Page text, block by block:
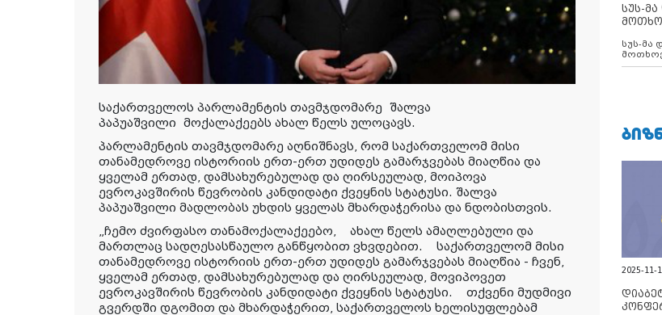
საქართველოს პარლამენტის თავმჯდომარე შალვა
პაპუაშვილი მოქალაქეებს ახალ წელს ულოცავს.
პარლამენტის თავმჯდომარე აღნიშნავს, რომ საქართველომ მისი
თანამედროვე ისტორიის ერთ-ერთ უდიდეს გამარჯვებას მიაღწია და
ყველამ ერთად, დამსახურებულად და ღირსეულად, მოიპოვა
ევროკავშირის წევრობის კანდიდატი ქვეყნის სტატუსი. შალვა
პაპუაშვილი მადლობას უხდის ყველას მხარდაჭერისა და ნდობისთვის.
„ჩემო ძვირფასო თანამოქალაქეებო, ახალ წელს ამაღლებული და
მართლაც სადღესასწაულო განწყობით ვხვდებით. საქართველომ მისი
თანამედროვე ისტორიის ერთ-ერთ უდიდეს გამარჯვებას მიაღწია - ჩვენ,
ყველამ ერთად, დამსახურებულად და ღირსეულად, მოვიპოვეთ
ევროკავშირის წევრობის კანდიდატი ქვეყნის სტატუსი. თქვენი მუდმივი
გვერდში დგომით და მხარდაჭერით, საქართველოს ხელისუფლებამ
სუს-
სუს-მა დიდი ოდენობით ქრთამის
მერიის
2025-11-